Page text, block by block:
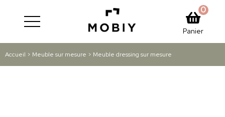
Panier
0
Accueil > Meuble sur mesure > Meuble dressing sur mesure